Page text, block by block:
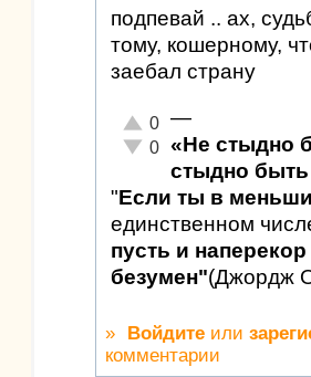
подпевай .. ах,
тому, кошерному,
заебал страну
Отлично!
0
Неадекватно!
0
—
«Не стыдно
стыдно быть
"Если ты в
единственном
пусть и
безумен"(Джордж
» Войдите или
комментарии